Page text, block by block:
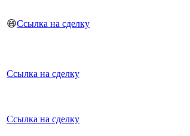
😄Ссылка на сделку
Ссылка на сделку
Ссылка на сделку